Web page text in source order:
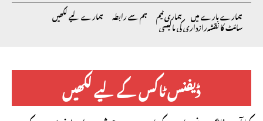
ہمارے بارے میں ہماری ٹیم ہم سے رابطہ ہمارے لیے لکھیں
سائٹ کا نقشہرازداری کی پالیسی
ڈیفنس ٹاکس کے لیے لکھیں